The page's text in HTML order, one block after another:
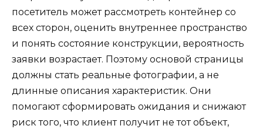
посетитель может рассмотреть контейнер со
всех сторон, оценить внутреннее пространство
и понять состояние конструкции, вероятность
заявки возрастает. Поэтому основой страницы
должны стать реальные фотографии, а не
длинные описания характеристик. Они
помогают сформировать ожидания и снижают
риск того, что клиент получит не тот объект,